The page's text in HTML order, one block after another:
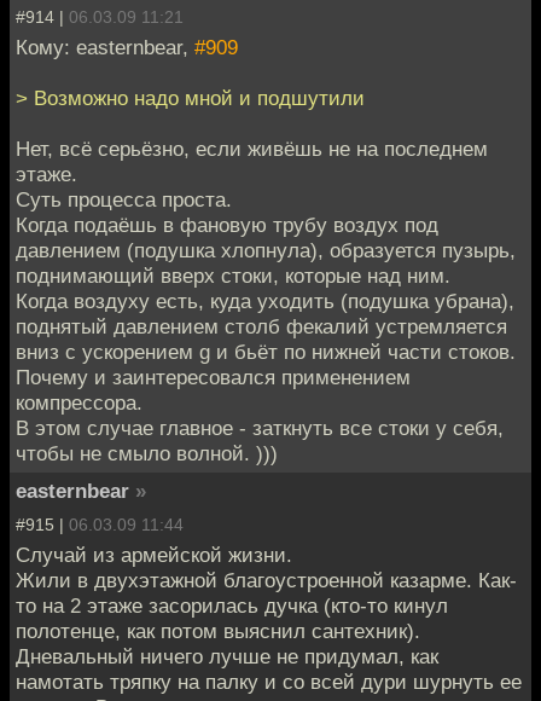
#914 | 06.03.09 11:21
Кому: easternbear, #909
> Возможно надо мной и подшутили
Нет, всё серьёзно, если живёшь не на последнем
этаже.
Суть процесса проста.
Когда подаёшь в фановую трубу воздух под
давлением (подушка хлопнула), образуется пузырь,
поднимающий вверх стоки, которые над ним.
Когда воздуху есть, куда уходить (подушка убрана),
поднятый давлением столб фекалий устремляется
вниз с ускорением g и бьёт по нижней части стоков.
Почему и заинтересовался применением
компрессора.
В этом случае главное - заткнуть все стоки у себя,
чтобы не смыло волной. )))
easternbear »
#915 | 06.03.09 11:44
Случай из армейской жизни.
Жили в двухэтажной благоустроенной казарме. Как-
то на 2 этаже засорилась дучка (кто-то кинул
полотенце, как потом выяснил сантехник).
Дневальный ничего лучше не придумал, как
намотать тряпку на палку и со всей дури шурнуть ее